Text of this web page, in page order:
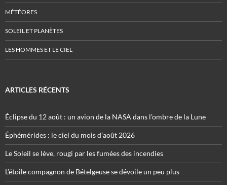
MÉTÉORES
SOLEIL ET PLANÈTES
LES HOMMES ET LE CIEL
ARTICLES RÉCENTS
Éclipse du 12 août : un avion de la NASA dans l’ombre de la Lune
Éphémérides : le ciel du mois d’août 2026
Le Soleil se lève, rougi par les fumées des incendies
L’étoile compagnon de Bételgeuse se dévoile un peu plus